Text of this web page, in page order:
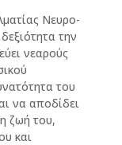
Νευρο-
την
νεαρούς
του
να αποδίδει
ζωή του,
και